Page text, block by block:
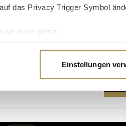
das Privacy Trigger Symbol
wir auch gerne:
Ihre persönlichen Daten
und Anzeigen zu
Einstellungen